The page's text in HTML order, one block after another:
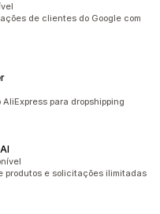
de clientes do Google com
para dropshipping
produtos e solicitações ilimitadas